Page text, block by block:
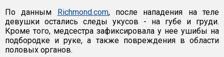
По данным Richmond.com, после нападения на теле
девушки остались следы укусов - на губе и груди.
Кроме того, медсестра зафиксировала у нее ушибы на
подбородке и руке, а также повреждения в области
половых органов.